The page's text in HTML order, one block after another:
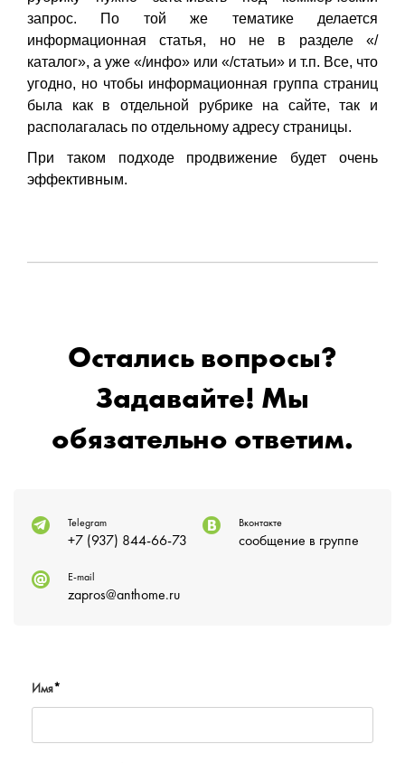
запрос. По той же тематике делается
информационная статья, но не в разделе «/
каталог», а уже «/инфо» или «/статьи» и т.п. Все, что
угодно, но чтобы информационная группа страниц
была как в отдельной рубрике на сайте, так и
располагалась по отдельному адресу страницы.
При таком подходе продвижение будет очень
эффективным.
Остались вопросы?
Задавайте! Мы
обязательно ответим.
Telegram
+7 (937) 844-66-73
Вконтакте
сообщение в группе
E-mail
zapros@anthome.ru
Имя*